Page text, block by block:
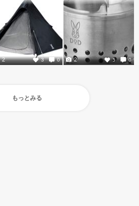
3 0
2 5 0
2
もっとみる